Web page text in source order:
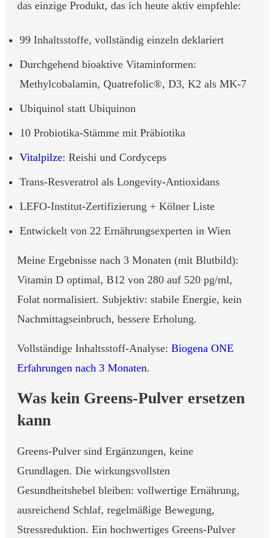
das einzige Produkt, das ich heute aktiv empfehle:
99 Inhaltsstoffe, vollständig einzeln deklariert
Durchgehend bioaktive Vitaminformen:
Methylcobalamin, Quatrefolic®, D3, K2 als MK-7
Ubiquinol statt Ubiquinon
10 Probiotika-Stämme mit Präbiotika
Vitalpilze: Reishi und Cordyceps
Trans-Resveratrol als Longevity-Antioxidans
LEFO-Institut-Zertifizierung + Kölner Liste
Entwickelt von 22 Ernährungsexperten in Wien
Meine Ergebnisse nach 3 Monaten (mit Blutbild):
Vitamin D optimal, B12 von 280 auf 520 pg/ml,
Folat normalisiert. Subjektiv: stabile Energie, kein
Nachmittagseinbruch, bessere Erholung.
Vollständige Inhaltsstoff-Analyse: Biogena ONE
Erfahrungen nach 3 Monaten.
Was kein Greens-Pulver ersetzen
kann
Greens-Pulver sind Ergänzungen, keine
Grundlagen. Die wirkungsvollsten
Gesundheitshebel bleiben: vollwertige Ernährung,
ausreichend Schlaf, regelmäßige Bewegung,
Stressreduktion. Ein hochwertiges Greens-Pulver